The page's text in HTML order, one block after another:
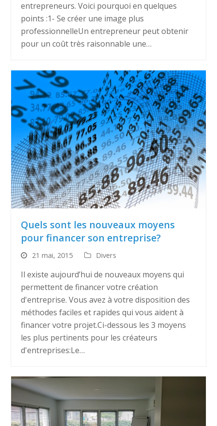
entrepreneurs. Voici pourquoi en quelques
points :1- Se créer une image plus
professionnelleUn entrepreneur peut obtenir
pour un coût très raisonnable une…
Quels sont les nouveaux moyens
pour financer son entreprise?
21 mai, 2015 Divers
Il existe aujourd’hui de nouveaux moyens qui
permettent de financer votre création
d'entreprise. Vous avez à votre disposition des
méthodes faciles et rapides qui vous aident à
financer votre projet.Ci-dessous les 3 moyens
les plus pertinents pour les créateurs
d'entreprises:Le…